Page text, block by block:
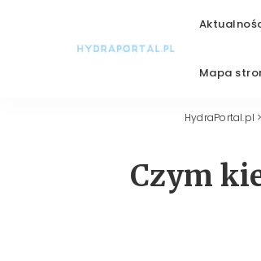
Mapa
HydraPortal.pl >
Czym